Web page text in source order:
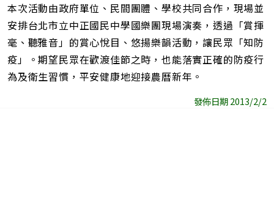
本次活動由政府單位、民間團體、學校共同合作，現場並
安排台北市立中正國民中學國樂團現場演奏，透過「賞揮
毫、聽雅音」的賞心悅目、悠揚樂韻活動，讓民眾「知防
疫」。期望民眾在歡渡佳節之時，也能落實正確的防疫行
為及衛生習慣，平安健康地迎接農曆新年。
發佈日期 2013/2/2